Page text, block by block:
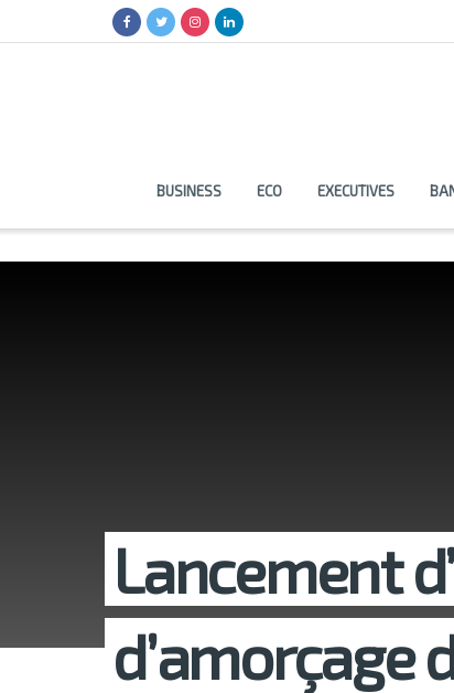
BUSINESS ECO EXECUTIVES
Lancement
d’amorçage